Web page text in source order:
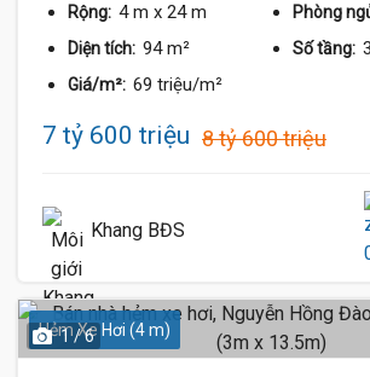
Rộng: 4 m x 24 m Phòng
Diện tích: 94 m² Số tầng:
Giá/m²: 69 triệu/m²
7 tỷ 600 triệu 8 tỷ 600 triệu
Khang BĐS
Hẻm Xe Hơi (4 m)
1 / 6